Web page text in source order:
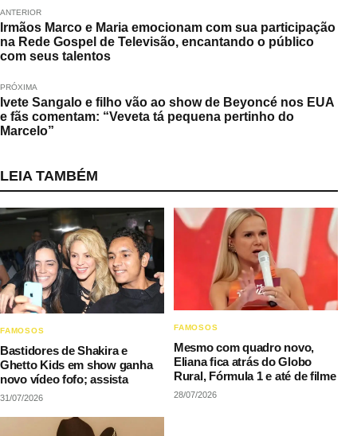
ANTERIOR
Irmãos Marco e Maria emocionam com sua participação
na Rede Gospel de Televisão, encantando o público
com seus talentos
PRÓXIMA
Ivete Sangalo e filho vão ao show de Beyoncé nos EUA
e fãs comentam: “Veveta tá pequena pertinho do
Marcelo”
LEIA TAMBÉM
FAMOSOS
Bastidores de Shakira e
Ghetto Kids em show ganha
novo vídeo fofo; assista
31/07/2026
FAMOSOS
Mesmo com quadro novo,
Eliana fica atrás do Globo
Rural, Fórmula 1 e até de filme
28/07/2026